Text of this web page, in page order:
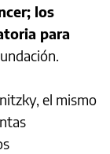
los
para
el mismo